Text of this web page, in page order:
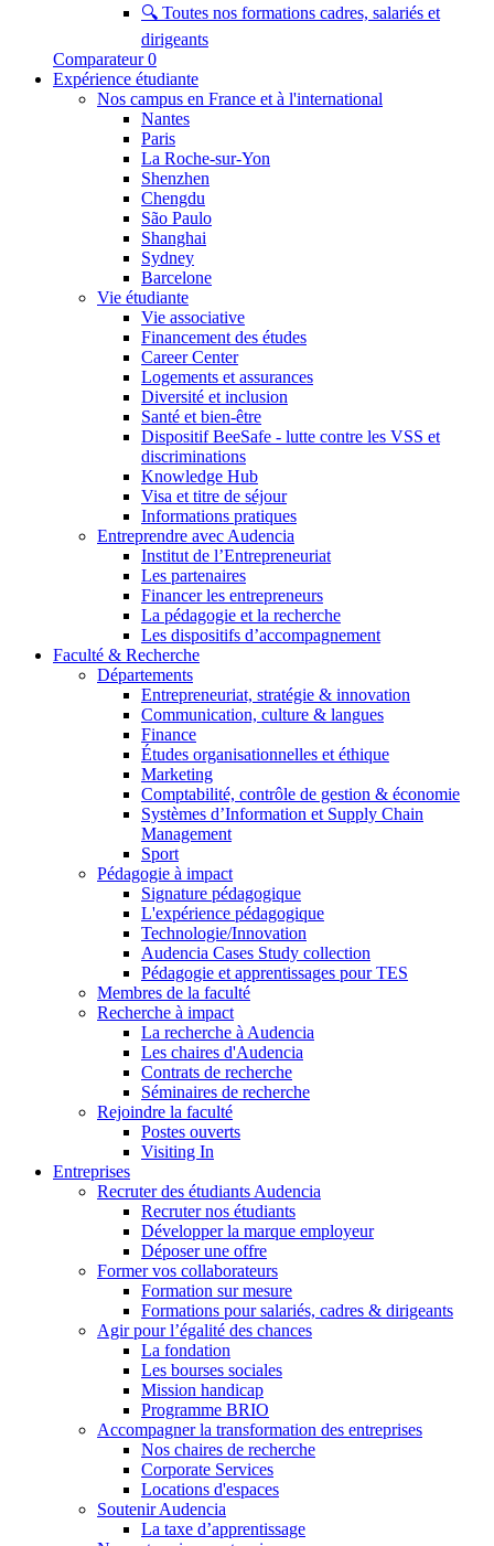
🔍 Toutes nos formations cadres, salariés et
dirigeants
Comparateur 0
Expérience étudiante
Nos campus en France et à l'international
Nantes
Paris
La Roche-sur-Yon
Shenzhen
Chengdu
São Paulo
Shanghai
Sydney
Barcelone
Vie étudiante
Vie associative
Financement des études
Career Center
Logements et assurances
Diversité et inclusion
Santé et bien-être
Dispositif BeeSafe - lutte contre les VSS et
discriminations
Knowledge Hub
Visa et titre de séjour
Informations pratiques
Entreprendre avec Audencia
Institut de l’Entrepreneuriat
Les partenaires
Financer les entrepreneurs
La pédagogie et la recherche
Les dispositifs d’accompagnement
Faculté & Recherche
Départements
Entrepreneuriat, stratégie & innovation
Communication, culture & langues
Finance
Études organisationnelles et éthique
Marketing
Comptabilité, contrôle de gestion & économie
Systèmes d’Information et Supply Chain
Management
Sport
Pédagogie à impact
Signature pédagogique
L'expérience pédagogique
Technologie/Innovation
Audencia Cases Study collection
Pédagogie et apprentissages pour TES
Membres de la faculté
Recherche à impact
La recherche à Audencia
Les chaires d'Audencia
Contrats de recherche
Séminaires de recherche
Rejoindre la faculté
Postes ouverts
Visiting In
Entreprises
Recruter des étudiants Audencia
Recruter nos étudiants
Développer la marque employeur
Déposer une offre
Former vos collaborateurs
Formation sur mesure
Formations pour salariés, cadres & dirigeants
Agir pour l’égalité des chances
La fondation
Les bourses sociales
Mission handicap
Programme BRIO
Accompagner la transformation des entreprises
Nos chaires de recherche
Corporate Services
Locations d'espaces
Soutenir Audencia
La taxe d’apprentissage